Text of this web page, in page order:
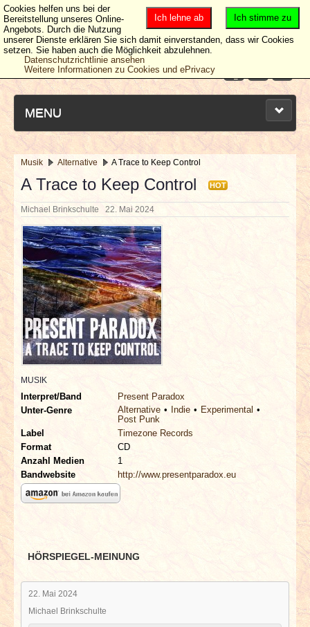
MENU
NEUESTE ARTIKEL
NEWS & DATES
BERICHTE
VERLOSUNGEN
INTERVIEWS
SPECIALS
REDAKTION
ARCHIV
Musik Alternative A Trace to Keep Control
A Trace to Keep Control HOT
Michael Brinkschulte 22. Mai 2024
MUSIK
Interpret/Band
Present Paradox
Unter-Genre
Alternative Indie
Experimental
Post Punk
Label
Timezone Records
Format
CD
Anzahl Medien
1
Bandwebsite
http://www.presentparadox.eu
HÖRSPIEGEL-MEINUNG
22. Mai 2024
Michael Brinkschulte
Ich stimme zu
Ich lehne ab
Cookies helfen uns bei der
Bereitstellung unseres Online-
Angebots. Durch die Nutzung
unserer Dienste erklären Sie sich damit einverstanden, dass wir Cookies
setzen. Sie haben auch die Möglichkeit abzulehnen.
Datenschutzrichtlinie ansehen
Weitere Informationen zu Cookies und ePrivacy